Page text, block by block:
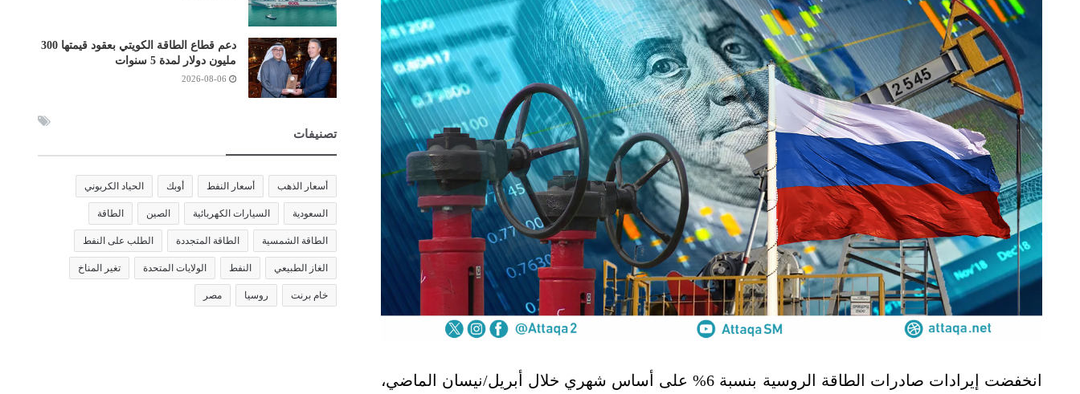
انخفضت إيرادات صادرات الطاقة الروسية بنسبة 6% على أساس شهري خلال أبريل/نيسان الماضي،
دعم قطاع الطاقة الكويتي بعقود قيمتها 300
مليون دولار لمدة 5 سنوات
2026-08-06
تصنيفات
أسعار الذهب أسعار النفط أوبك الحياد الكربوني
السعودية السيارات الكهربائية الصين الطاقة
الطاقة الشمسية الطاقة المتجددة الطلب على النفط
الغاز الطبيعي النفط الولايات المتحدة تغير المناخ
خام برنت روسيا مصر